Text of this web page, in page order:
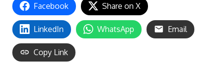
Facebook Share on X
LinkedIn WhatsApp Email
Copy Link